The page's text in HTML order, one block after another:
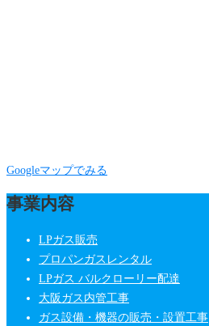
Googleマップでみる
事業内容
LPガス販売
プロパンガスレンタル
LPガス バルクローリー配達
大阪ガス内管工事
ガス設備・機器の販売・設置工事